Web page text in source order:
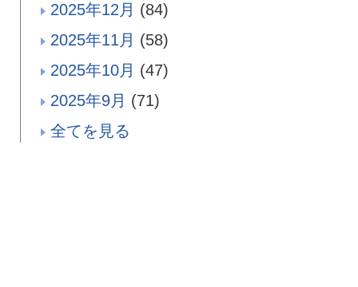
2025年12月 (84)
2025年11月 (58)
2025年10月 (47)
2025年9月 (71)
全てを見る